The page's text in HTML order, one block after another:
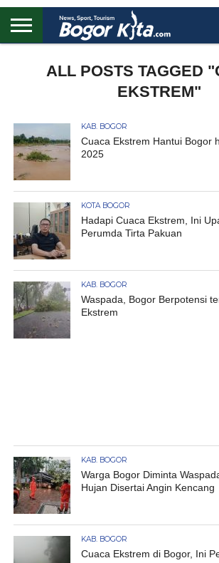
UTAMAALL POSTS TAGGED
EKSTREM"
KAB. BOGOR
Cuaca Ekstrem Hantui Bogor
2025
KOTA BOGOR
Hadapi Cuaca Ekstrem, Ini
Perumda Tirta Pakuan
KAB. BOGOR
Waspada, Bogor Berpotensi
Ekstrem
KAB. BOGOR
Warga Bogor Diminta
Hujan Disertai Angin Kencang
KAB. BOGOR
Cuaca Ekstrem di Bogor, Ini